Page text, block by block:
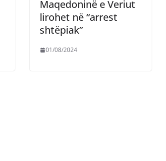
Maqedoninë e Veriut
lirohet në “arrest
shtëpiak”
01/08/2024